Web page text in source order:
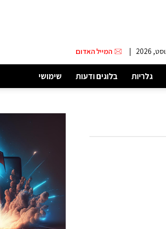
| המייל האדום
גלריות בלוגים ודעות שימושי